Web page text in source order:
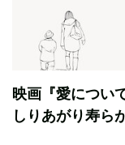
映画『愛につい
しりあがり寿ら